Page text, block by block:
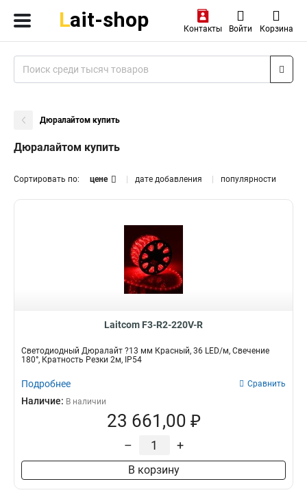
Контакты Войти Корзина
Дюралайтом купить
Дюралайтом купить
Сортировать по: цене дате добавления популярности
Laitcom F3-R2-220V-R
Светодиодный Дюралайт ?13 мм Красный, 36 LED/м, Свечение
180°, Кратность Резки 2м, IP54
Подробнее Сравнить
Наличие: В наличии
23 661,00 ₽
– +
В корзину